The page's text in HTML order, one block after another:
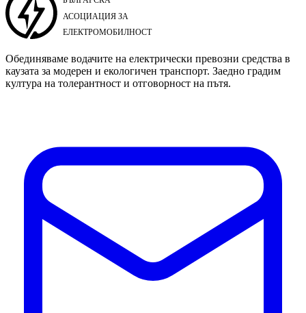
Обединяваме водачите на електрически превозни средства в
каузата за модерен и екологичен транспорт. Заедно градим
култура на толерантност и отговорност на пътя.